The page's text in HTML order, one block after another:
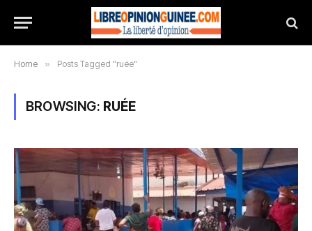
Home » Posts Tagged "ruée"
BROWSING: RUÉE